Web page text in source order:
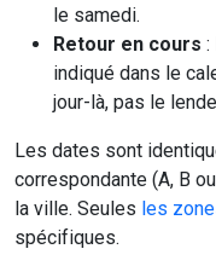
le samedi.
Retour en cours :
indiqué dans le
jour-là, pas le
Les dates sont
correspondante (A, B
la ville. Seules les
spécifiques.